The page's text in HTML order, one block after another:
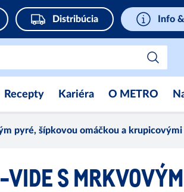
Distribúcia Info
Recepty Kariéra O METRO
pyré, šípkovou omáčkou a
S